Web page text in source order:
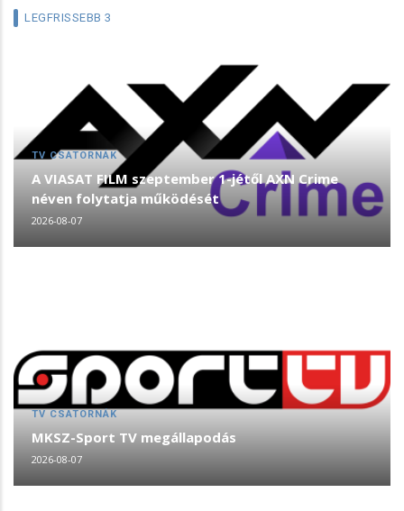
LEGFRISSEBB 3
TV CSATORNÁK
A VIASAT FILM szeptember 1-jétől AXN Crime
néven folytatja működését
2026-08-07
TV CSATORNÁK
MKSZ-Sport TV megállapodás
2026-08-07